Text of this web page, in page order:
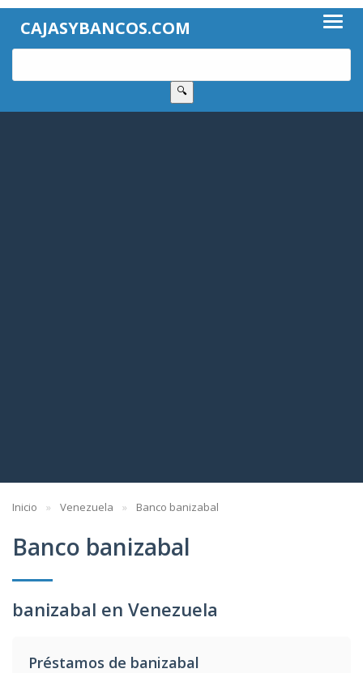
CAJASYBANCOS.COM
🔍
Inicio Venezuela Banco banizabal
Banco banizabal
banizabal en Venezuela
Préstamos de banizabal